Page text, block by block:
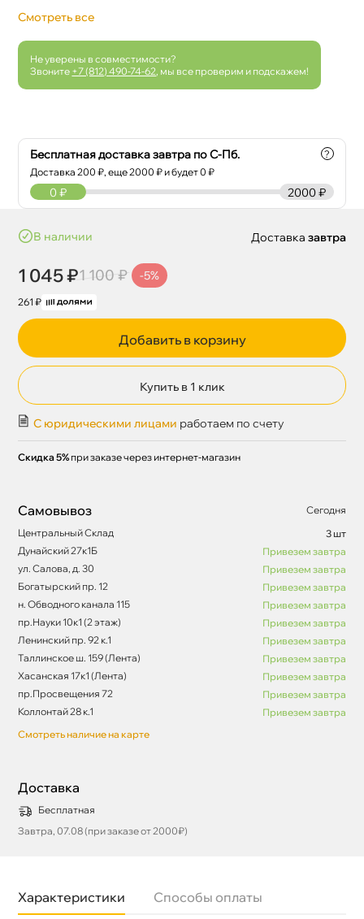
Смотреть все
Не уверены в совместимости?
Звоните +7 (812) 490-74-62 , мы все проверим и подскажем!
Бесплатная доставка завтра по С-Пб.
Доставка200 ₽, еще2000 ₽ и будет 0 ₽
?
2000 ₽
0 ₽
наличии
1 045 ₽1 100 ₽ -5%
261 ₽
Доставка завтра
Добавить в корзину
Купить в 1 клик
С юридическими лицами работаем по счету
Скидка 5% при заказе через интернет-магазин
Самовывоз
Сегодня
Центральный Склад
3 шт
Дунайский 27к1Б
Привезем завтра
ул. Салова, д. 30
Привезем завтра
Богатырский пр. 12
Привезем завтра
н. Обводного канала 115
Привезем завтра
пр.Науки 10к1 (2 этаж)
Привезем завтра
Ленинский пр. 92 к.1
Привезем завтра
Таллинское ш. 159 (Лента)
Привезем завтра
Хасанская 17к1 (Лента)
Привезем завтра
пр.Просвещения 72
Привезем завтра
Коллонтай 28 к.1
Привезем завтра
Смотреть наличие на карте
Доставка
Бесплатная
Завтра, 07.08 (при заказе от 2000₽)
Характеристики Способы оплаты